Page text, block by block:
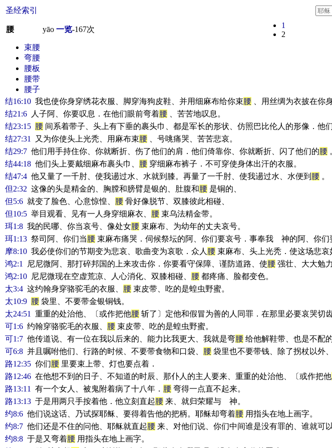
圣经索引
腰 yāo 一览-167次
1
2
束腰
弯腰
腰板
腰带
腰子
结16:10 我也使你身穿绣花衣服、脚穿海狗皮鞋、并用细麻布给你束腰 、用丝绸为衣披在你身
结21:6 人子阿、你要叹息．在他们眼前弯着腰 、苦苦地叹息。
结23:15 腰 间系着带子、头上有下垂的裹头巾、都是军长的形状、仿照巴比伦人的形像．他
结27:31
又为你使头上光秃、用麻布束腰 、号咷痛哭、苦苦悲哀。
结29:7 他们用手持住你、你就断折、伤了他们的肩．他们倚靠你、你就断折、闪了他们的腰
结44:18 他们头上要戴细麻布裹头巾、 腰 穿细麻布裤子．不可穿使身体出汗的衣服。
结47:4 他又量了一千肘、使我逿过水、水就到膝。再量了一千肘、使我逿过水、水便到 腰 。
但2:32 这像的头是精金的、胸膛和膀臂是银的、肚腹和腰 是铜的、
但5:6 就变了脸色、心意惊惶、 腰 骨好像脱节、双膝彼此相碰、
但10:5 举目观看、见有一人身穿细麻衣、 腰 束乌法精金带。
珥1:8 我的民哪、你当哀号、像处女腰 束麻布、为幼年的丈夫哀号。
珥1:13 祭司阿、你们当腰 束麻布痛哭．伺候祭坛的阿、你们要哀号．事奉我 神的阿、你
摩8:10 我必使你们的节期变为悲哀、歌曲变为哀歌．众人 腰 束麻布、头上光秃．使这场悲哀
鸿2:1
尼尼微阿、那打碎邦国的上来攻击你．你要看守保障、谨防道路、使腰 强壮、大大勉力
鸿2:10 尼尼微现在空虚荒凉、人心消化、双膝相碰、 腰 都疼痛、脸都变色。
太3:4 这约翰身穿骆驼毛的衣服、 腰 束皮带、吃的是蝗虫野蜜。
太10:9 腰 袋里、不要带金银铜钱。
太24:51
重重的处治他、〔或作把他腰 斩了〕定他和假冒为善的人同罪．在那里必要哀哭切齿
可1:6 约翰穿骆驼毛的衣服、 腰 束皮带、吃的是蝗虫野蜜。
可1:7 他传道说、有一位在我以后来的、能力比我更大、我就是弯腰 给他解鞋带、也是不配的
可6:8 并且嘱咐他们、行路的时候、不要带食物和口袋、 腰 袋里也不要带钱、除了拐杖以外
路12:35 你们腰 里要束上带、灯也要点着．
路12:46 在他想不到的日子、不知道的时辰、那仆人的主人要来、重重的处治他、〔或作把他
路13:11
有一个女人、被鬼附着病了十八年． 腰 弯得一点直不起来。
路13:13 于是用两只手按着他．他立刻直起腰 来、就归荣耀与 神。
约8:6 他们说这话、乃试探耶稣、要得着告他的把柄。耶稣却弯着腰 用指头在地上画字。
约8:7 他们还是不住的问他、耶稣就直起腰 来、对他们说、你们中间谁是没有罪的、谁就可
约8:8 于是又弯着腰 用指头在地上画字。